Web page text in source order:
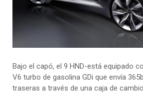
Bajo el capó, el 9 HND-está equipado
V6 turbo de gasolina GDi que envía
traseras a través de una caja de